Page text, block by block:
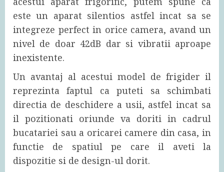
este un aparat silentios astfel incat sa se
integreze perfect in orice camera, avand un
nivel de doar 42dB dar si vibratii aproape
inexistente.
Un avantaj al acestui model de frigider il
reprezinta faptul ca puteti sa schimbati
directia de deschidere a usii, astfel incat sa
il pozitionati oriunde va doriti in cadrul
bucatariei sau a oricarei camere din casa, in
functie de spatiul pe care il aveti la
dispozitie si de design-ul dorit.